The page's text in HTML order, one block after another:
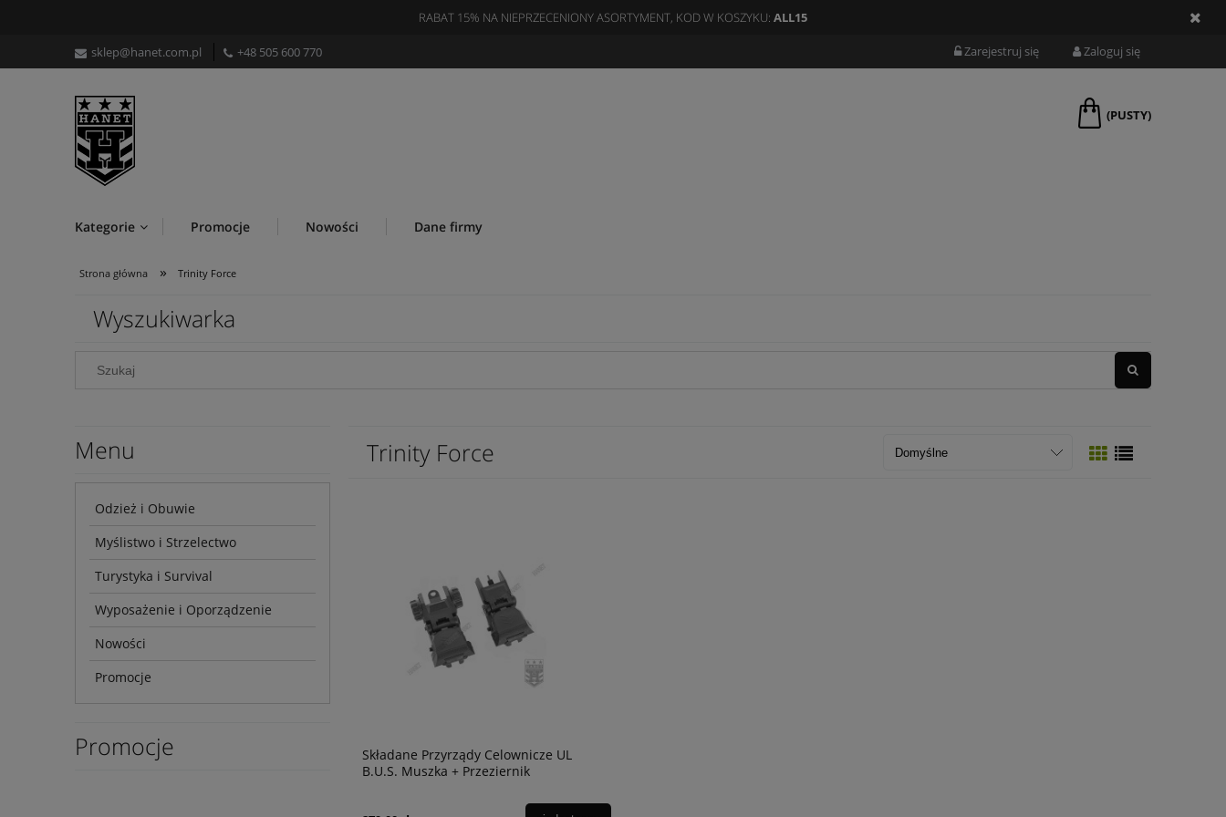
RABAT 15% NA NIEPRZECENIONY ASORTYMENT, KOD W KOSZYKU: ALL15
sklep@hanet.com.pl +48 505 600 770 Zarejestruj się Zaloguj się
(PUSTY)
Kategorie Promocje Nowości Dane firmy
Strona główna » Trinity Force
Wyszukiwarka
Menu
Odzież i Obuwie
Myślistwo i Strzelectwo
Turystyka i Survival
Wyposażenie i Oporządzenie
Nowości
Promocje
Promocje
Trinity Force
Składane Przyrządy Celownicze UL
B.U.S. Muszka + Przeziernik